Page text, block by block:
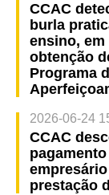
CCAC
burla
ensino,
obtenção
Programa
2026-06-24
CCAC
prestação